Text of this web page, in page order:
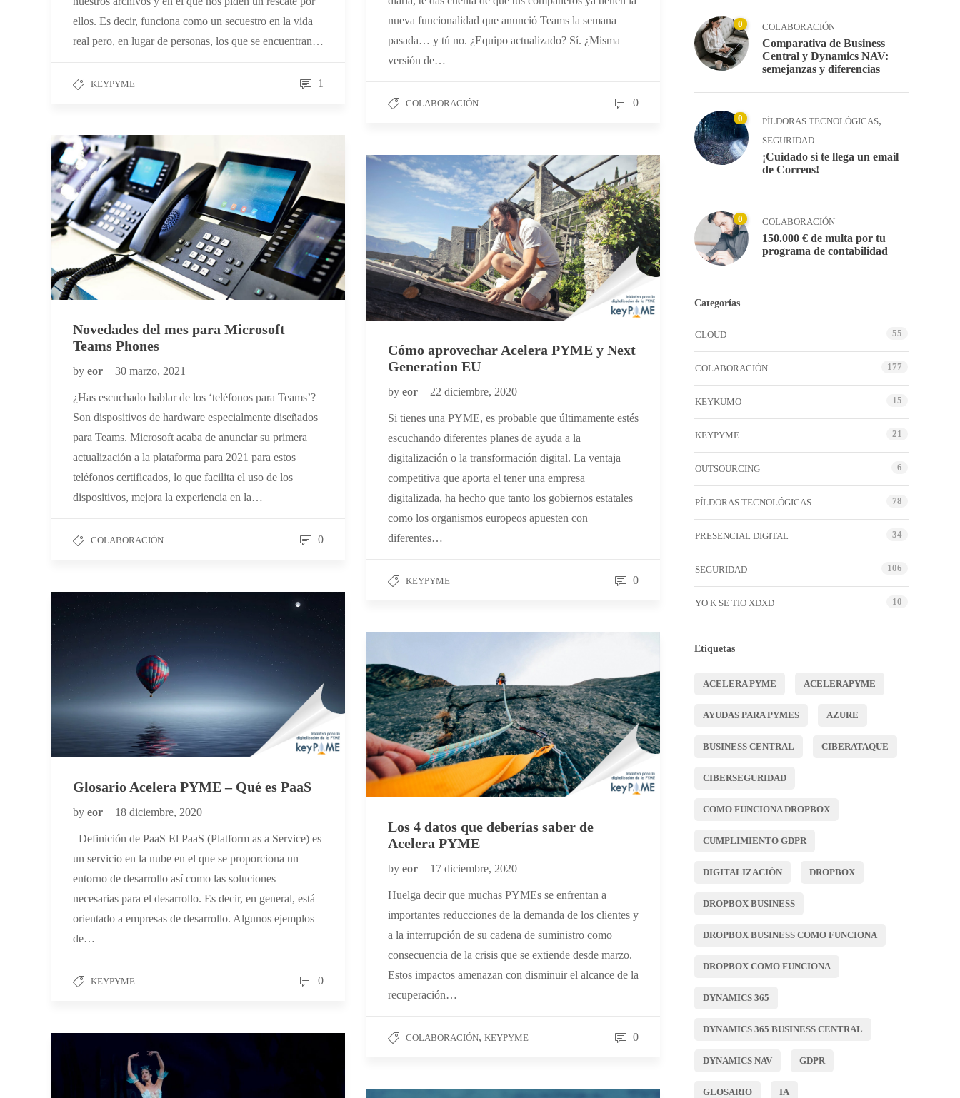
ellos. Es decir, funciona como un secuestro en la vida
real pero, en lugar de personas, los que se encuentran…
KEYPYME 1
nueva funcionalidad que anunció Teams la semana
pasada… y tú no. ¿Equipo actualizado? Sí. ¿Misma
versión de…
COLABORACIÓN 0
Novedades del mes para Microsoft
Teams Phones
by eor 30 marzo, 2021
¿Has escuchado hablar de los ‘teléfonos para Teams’?
Son dispositivos de hardware especialmente diseñados
para Teams. Microsoft acaba de anunciar su primera
actualización a la plataforma para 2021 para estos
teléfonos certificados, lo que facilita el uso de los
dispositivos, mejora la experiencia en la…
COLABORACIÓN 0
Cómo aprovechar Acelera PYME y Next
Generation EU
by eor 22 diciembre, 2020
Si tienes una PYME, es probable que últimamente estés
escuchando diferentes planes de ayuda a la
digitalización o la transformación digital. La ventaja
competitiva que aporta el tener una empresa
digitalizada, ha hecho que tanto los gobiernos estatales
como los organismos europeos apuesten con
diferentes…
KEYPYME 0
Glosario Acelera PYME – Qué es PaaS
by eor 18 diciembre, 2020
Definición de PaaS El PaaS (Platform as a Service) es
un servicio en la nube en el que se proporciona un
entorno de desarrollo así como las soluciones
necesarias para el desarrollo. Es decir, en general, está
orientado a empresas de desarrollo. Algunos ejemplos
de…
KEYPYME 0
Los 4 datos que deberías saber de
Acelera PYME
by eor 17 diciembre, 2020
Huelga decir que muchas PYMEs se enfrentan a
importantes reducciones de la demanda de los clientes y
a la interrupción de su cadena de suministro como
consecuencia de la crisis que se extiende desde marzo.
Estos impactos amenazan con disminuir el alcance de la
recuperación…
COLABORACIÓN, KEYPYME 0
0 COLABORACIÓN
Comparativa de Business
Central y Dynamics NAV:
semejanzas y diferencias
0 PÍLDORAS TECNOLÓGICAS,
SEGURIDAD
¡Cuidado si te llega un email
de Correos!
0 COLABORACIÓN
150.000 € de multa por tu
programa de contabilidad
Categorías
CLOUD 55
COLABORACIÓN 177
KEYKUMO 15
KEYPYME 21
OUTSOURCING 6
PÍLDORAS TECNOLÓGICAS 78
PRESENCIAL DIGITAL 34
SEGURIDAD 106
YO K SE TIO XDXD 10
Etiquetas
ACELERA PYME ACELERAPYME
AYUDAS PARA PYMES AZURE
BUSINESS CENTRAL CIBERATAQUE
CIBERSEGURIDAD
COMO FUNCIONA DROPBOX
CUMPLIMIENTO GDPR
DIGITALIZACIÓN DROPBOX
DROPBOX BUSINESS
DROPBOX BUSINESS COMO FUNCIONA
DROPBOX COMO FUNCIONA
DYNAMICS 365
DYNAMICS 365 BUSINESS CENTRAL
DYNAMICS NAV GDPR
GLOSARIO IA